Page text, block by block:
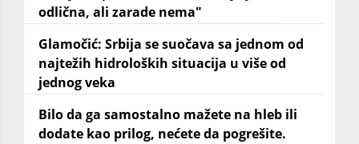
odlična, ali zarade nema"
Glamočić: Srbija se suočava sa jednom od
najtežih hidroloških situacija u više od
jednog veka
Bilo da ga samostalno mažete na hleb ili
dodate kao prilog, nećete da pogrešite.